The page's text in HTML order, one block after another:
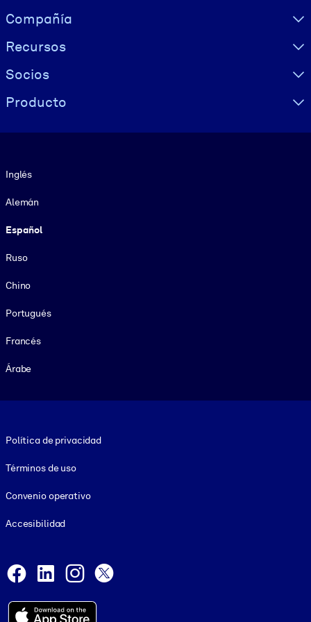
Visually hidden Text
Compañía
Recursos
Socios
Producto
Inglés
Alemán
Español
Ruso
Chino
Portugués
Francés
Árabe
Política de privacidad
Términos de uso
Convenio operativo
Accesibilidad
Facebook
LinkedInInstagram